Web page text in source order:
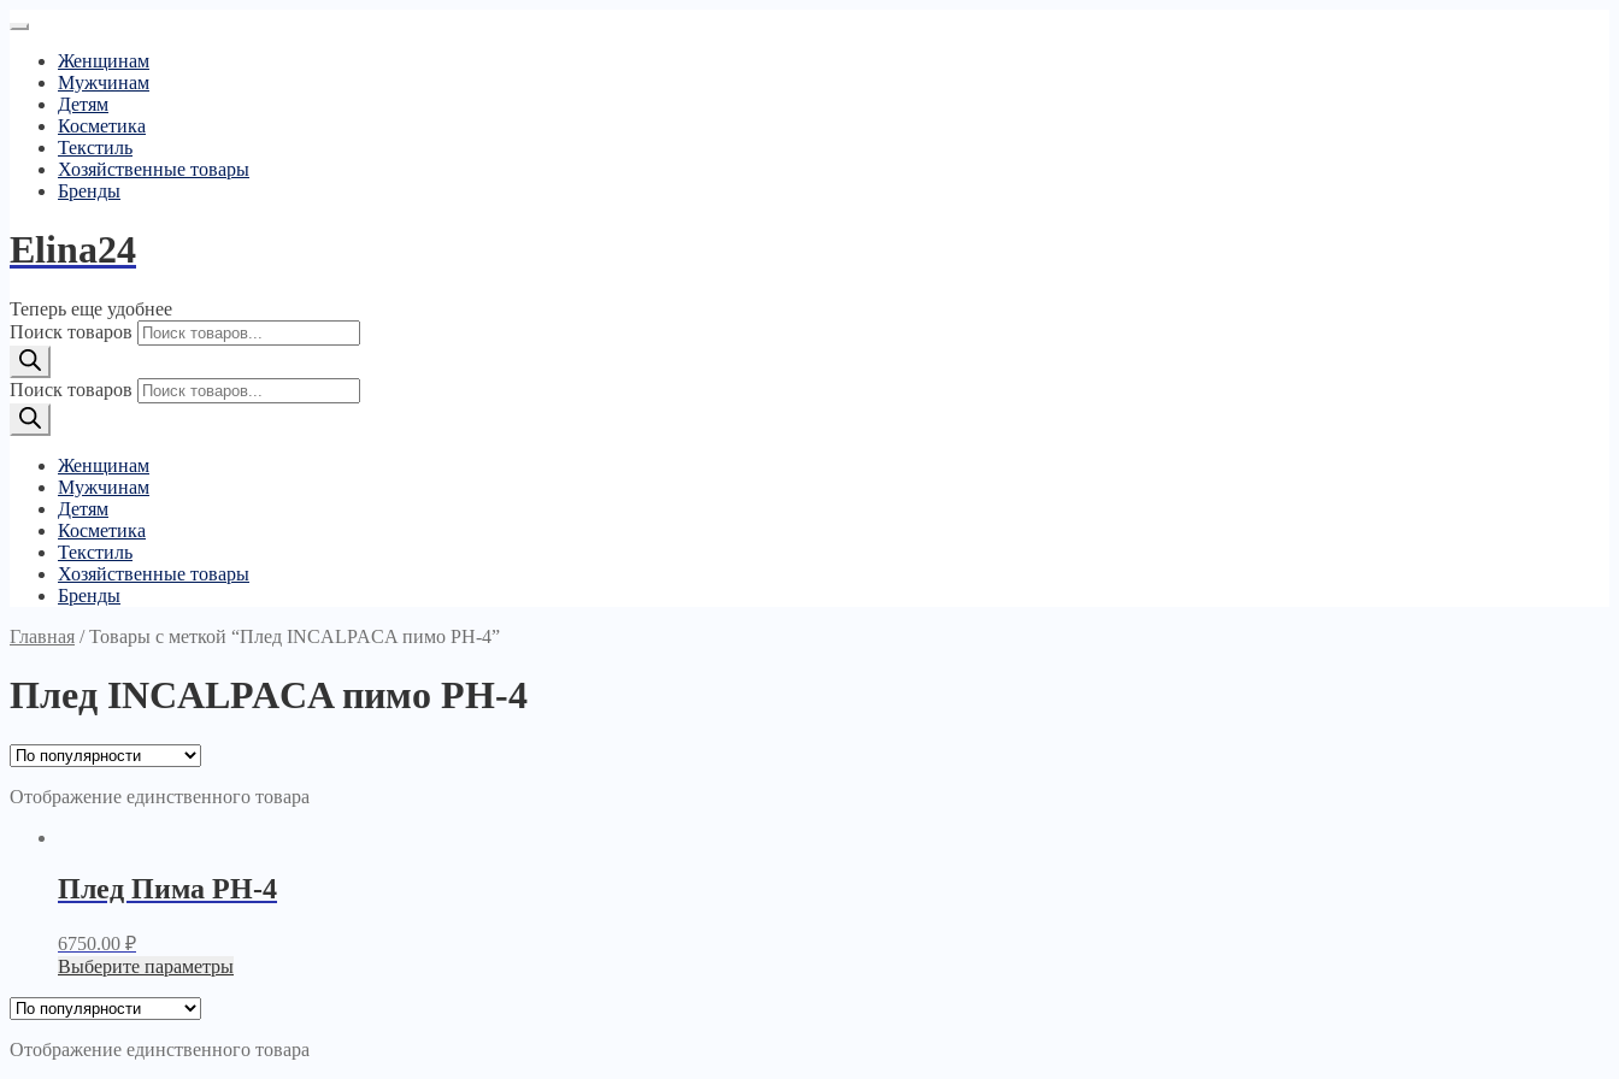
Женщинам
Мужчинам
Детям
Косметика
Текстиль
Хозяйственные товары
Бренды
Elina24
Теперь еще удобнее
Поиск товаров
Поиск товаров
Женщинам
Мужчинам
Детям
Косметика
Текстиль
Хозяйственные товары
Бренды
Главная /Товары с меткой “Плед INCALPACA пимо PH-4”
Плед INCALPACA пимо PH-4
Отображение единственного товара
Плед Пима РН-4
6750.00 ₽
Выберите параметры
Отображение единственного товара